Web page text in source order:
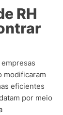
RH
modificaram
eficientes
por meio